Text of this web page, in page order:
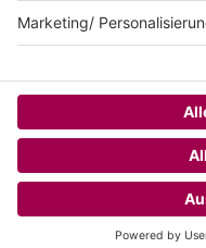
HOME
© sunshine live / realisiert